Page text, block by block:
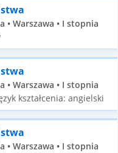
• Warszawa • I stopnia
• Warszawa • I stopnia
kształcenia: angielski
• Warszawa • I stopnia